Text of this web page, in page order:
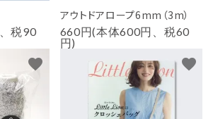
税90
アウトドアロープ6mm（3m）
660円(本体600円、税60
円)
favorite favorite